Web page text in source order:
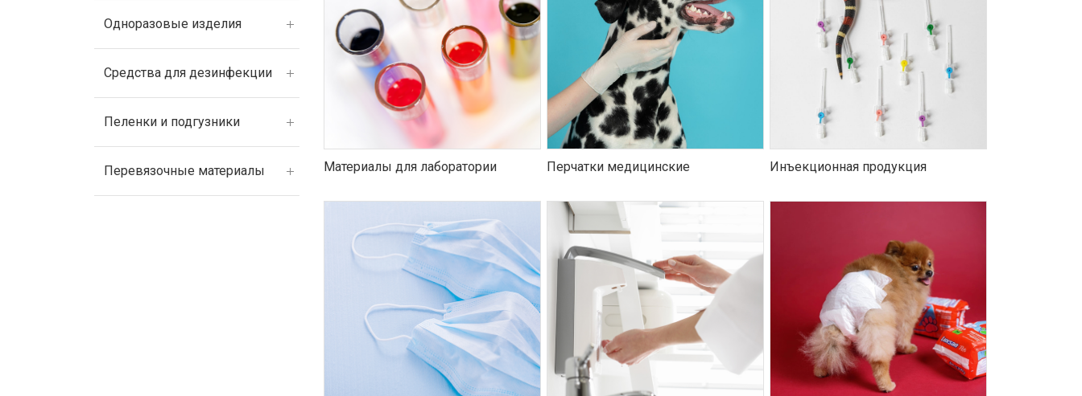
Одноразовые изделия
Средства для дезинфекции
Пеленки и подгузники
Перевязочные материалы Материалы для лаборатории Перчатки медицинские Инъекционная продукция